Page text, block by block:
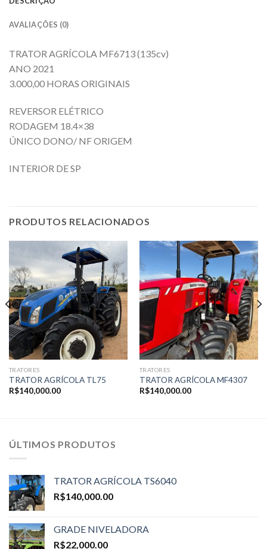
AVALIAÇÕES (0)
TRATOR AGRÍCOLA MF6713 (135cv)
ANO 2021
3.000,00 HORAS ORIGINAIS
REVERSOR ELÉTRICO
RODAGEM 18.4×38
ÚNICO DONO/ NF ORIGEM
INTERIOR DE SP
PRODUTOS RELACIONADOS
TRATORES
TRATOR AGRÍCOLA TL75
R$140,000.00
TRATORES
TRATOR AGRÍCOLA MF4307
R$140,000.00
ÚLTIMOS PRODUTOS
TRATOR AGRÍCOLA TS6040
R$140,000.00
GRADE NIVELADORA
R$22,000.00